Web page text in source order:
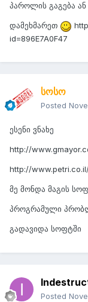
პაროლის გაგება ან
დამეხმარეთ
id=896E7A0F47
სოსო
Posted
ესენი ვნახე
http://
http://
მე მონდა მაგის
პროგრამული
გადავიდა სოფტში
Posted